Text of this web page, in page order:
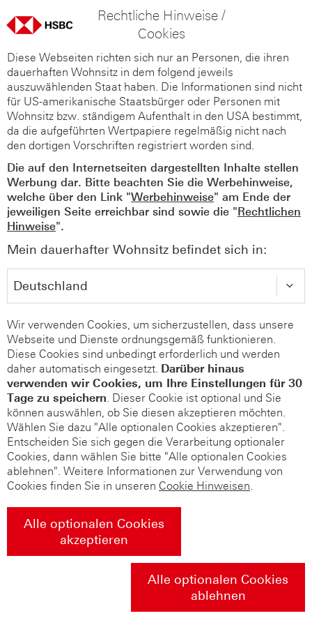
Rechtliche Hinweise /
Cookies
Diese Webseiten richten sich nur an Personen, die ihren
dauerhaften Wohnsitz in dem folgend jeweils
auszuwählenden Staat haben. Die Informationen sind nicht
für US-amerikanische Staatsbürger oder Personen mit
Wohnsitz bzw. ständigem Aufenthalt in den USA bestimmt,
da die aufgeführten Wertpapiere regelmäßig nicht nach
den dortigen Vorschriften registriert worden sind.
Die auf den Internetseiten dargestellten Inhalte stellen
Werbung dar. Bitte beachten Sie die Werbehinweise,
welche über den Link "Werbehinweise" am Ende der
jeweiligen Seite erreichbar sind sowie die "Rechtlichen
Hinweise".
Mein dauerhafter Wohnsitz befindet sich in:
Wir verwenden Cookies, um sicherzustellen, dass unsere
Webseite und Dienste ordnungsgemäß funktionieren.
Diese Cookies sind unbedingt erforderlich und werden
daher automatisch eingesetzt. Darüber hinaus
verwenden wir Cookies, um Ihre Einstellungen für 30
Tage zu speichern. Dieser Cookie ist optional und Sie
können auswählen, ob Sie diesen akzeptieren möchten.
Wählen Sie dazu "Alle optionalen Cookies akzeptieren".
Entscheiden Sie sich gegen die Verarbeitung optionaler
Cookies, dann wählen Sie bitte "Alle optionalen Cookies
ablehnen". Weitere Informationen zur Verwendung von
Cookies finden Sie in unseren Cookie Hinweisen.
Alle optionalen Cookies
akzeptieren
Alle optionalen Cookies
ablehnen